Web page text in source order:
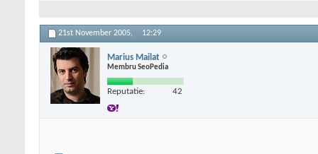
21st November 2005, 12:29
Marius Mailat
Membru SeoPedia
Reputatie: 42